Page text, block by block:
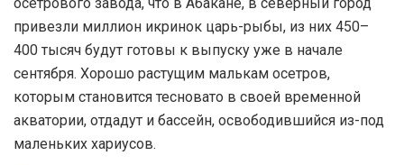
привезли миллион икринок царь-рыбы, из них 450–
400 тысяч будут готовы к выпуску уже в начале
сентября. Хорошо растущим малькам осетров,
которым становится тесновато в своей временной
акватории, отдадут и бассейн, освободившийся из-под
маленьких хариусов.